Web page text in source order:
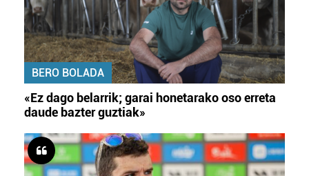
BERO BOLADA
«Ez dago belarrik; garai honetarako oso erreta
daude bazter guztiak»